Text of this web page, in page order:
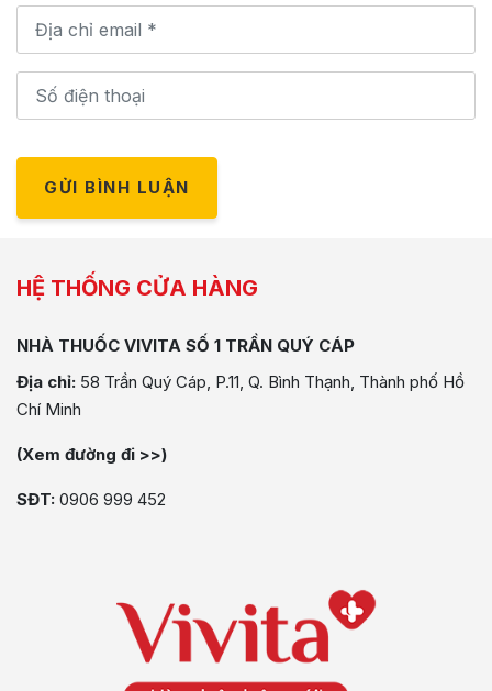
GỬI BÌNH LUẬN
HỆ THỐNG CỬA HÀNG
NHÀ THUỐC VIVITA SỐ 1 TRẦN QUÝ CÁP
Địa chỉ: 58 Trần Quý Cáp, P.11, Q. Bình Thạnh, Thành phố Hồ
Chí Minh
(Xem đường đi >>)
SĐT: 0906 999 452